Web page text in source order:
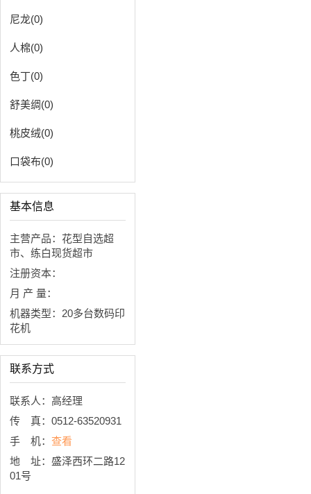
尼龙(0)
人棉(0)
色丁(0)
舒美绸(0)
桃皮绒(0)
口袋布(0)
基本信息
主营产品：花型自选超
市、练白现货超市
注册资本：
月 产 量：
机器类型：20多台数码印
花机
联系方式
联系人：高经理
传 真：0512-63520931
手 机： 查看
地 址：盛泽西环二路12
01号